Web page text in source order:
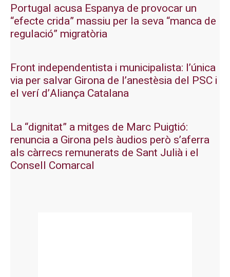
Portugal acusa Espanya de provocar un
“efecte crida” massiu per la seva “manca de
regulació” migratòria
Front independentista i municipalista: l’única
via per salvar Girona de l’anestèsia del PSC i
el verí d’Aliança Catalana
La “dignitat” a mitges de Marc Puigtió:
renuncia a Girona pels àudios però s’aferra
als càrrecs remunerats de Sant Julià i el
Consell Comarcal